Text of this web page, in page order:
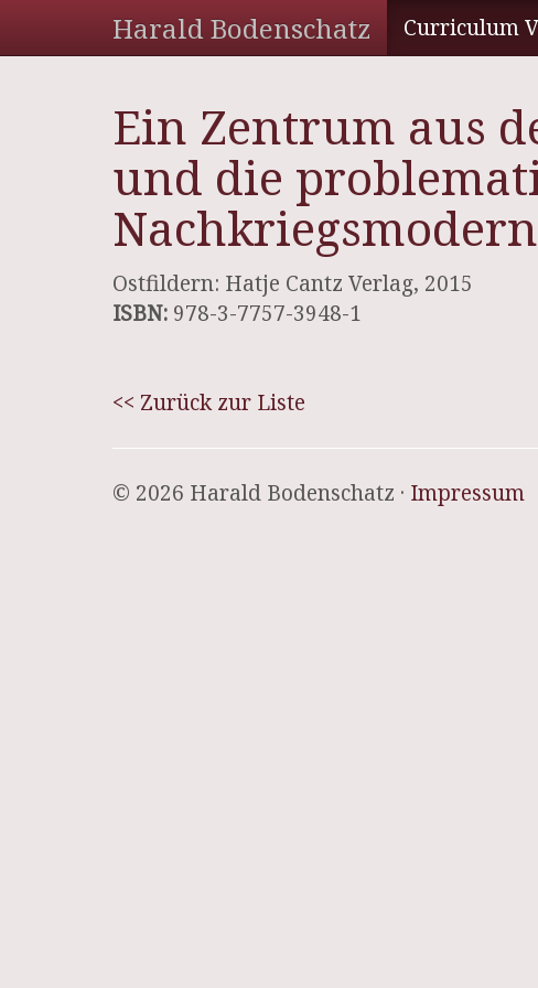
Harald Bodenschatz Curriculum
Ein Zentrum aus
und die
Ostfildern: Hatje Cantz Verlag, 2015
ISBN: 978-3-7757-3948-1
<< Zurück zur Liste
© 2026 Harald Bodenschatz · Impressum